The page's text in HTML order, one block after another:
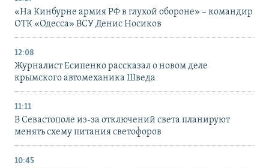
«На Кинбурне армия РФ в глухой обороне» – командир
ОТК «Одесса» ВСУ Денис Носиков
12:08
Журналист Есипенко рассказал о новом деле
крымского автомеханика Шведа
11:11
В Севастополе из-за отключений света планируют
менять схему питания светофоров
10:45